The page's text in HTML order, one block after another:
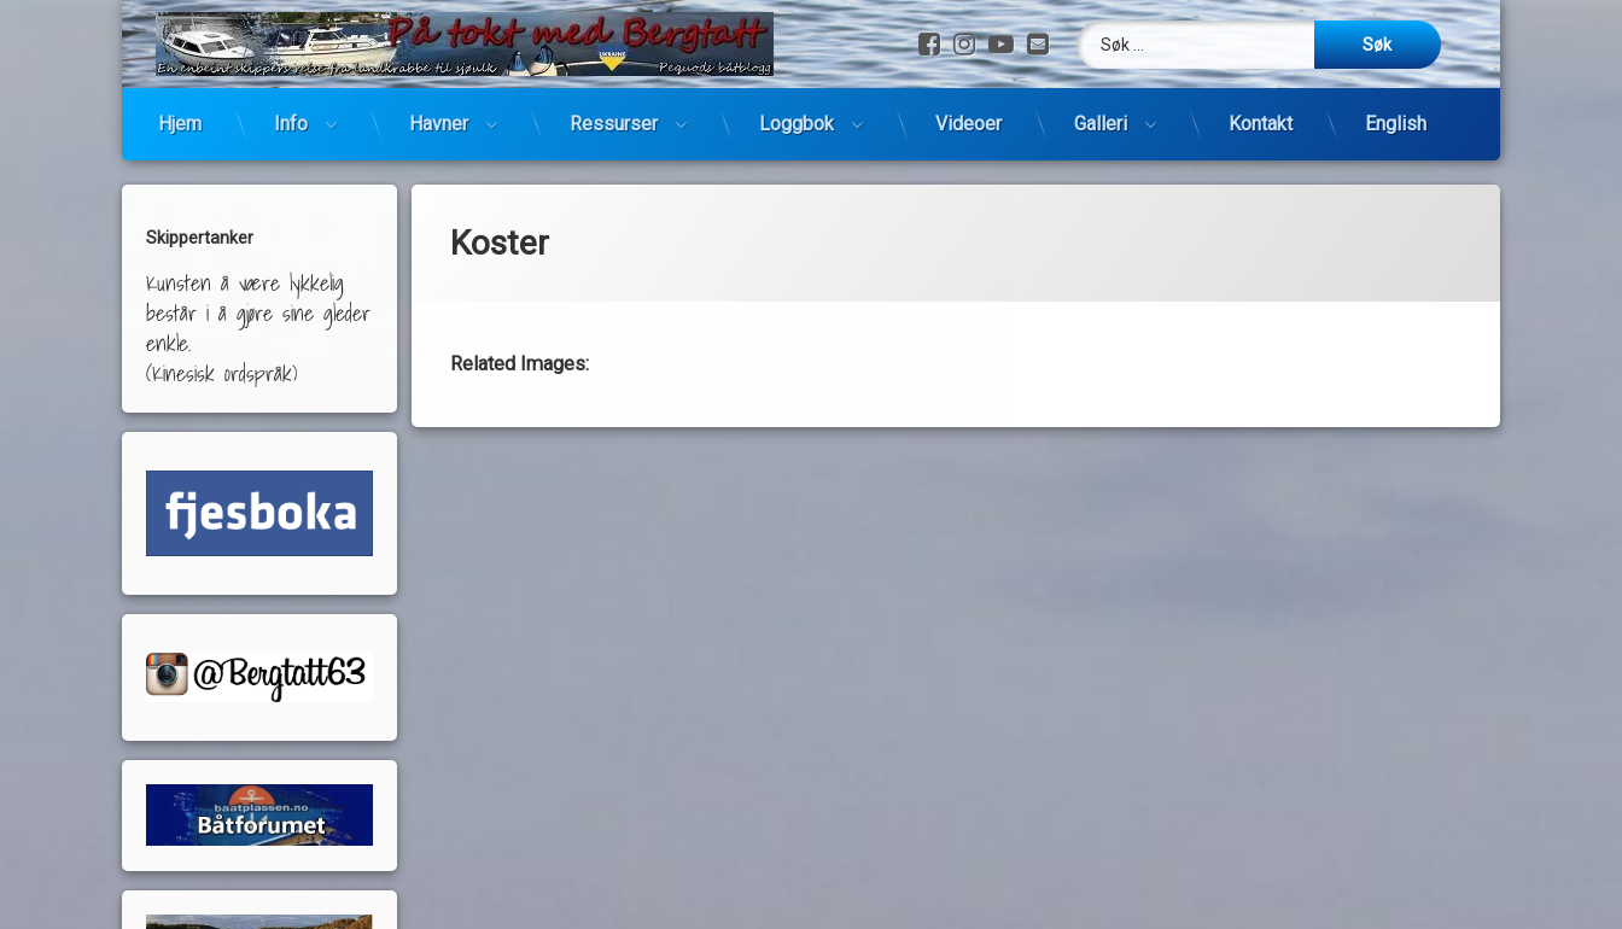
Hopp
til
Facebook
Instagram
YouTube
E-post
Søk etter:
Hjem Info Havner Ressurser Loggbok Videoer Galleri Kontakt English
Koster
Related Images:
Skippertanker
Kunsten å være lykkelig
består i å gjøre sine gleder
enkle.
(Kinesisk ordspråk)